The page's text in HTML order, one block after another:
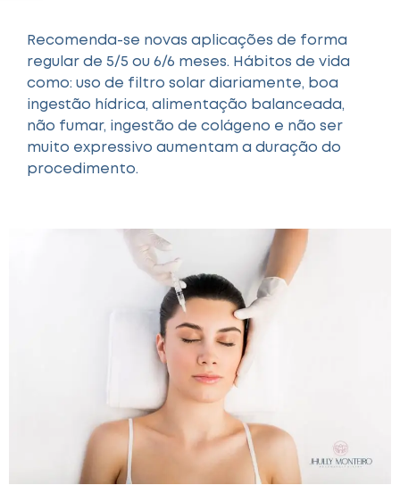
Recomenda-se novas aplicações de forma
regular de 5/5 ou 6/6 meses. Hábitos de vida
como: uso de filtro solar diariamente, boa
ingestão hídrica, alimentação balanceada,
não fumar, ingestão de colágeno e não ser
muito expressivo aumentam a duração do
procedimento.